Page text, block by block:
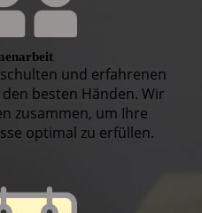
und erfahrenen
den besten Händen. Wir
zusammen, um Ihre
optimal zu erfüllen.